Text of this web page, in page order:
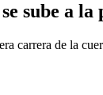
sube a la
carrera de la